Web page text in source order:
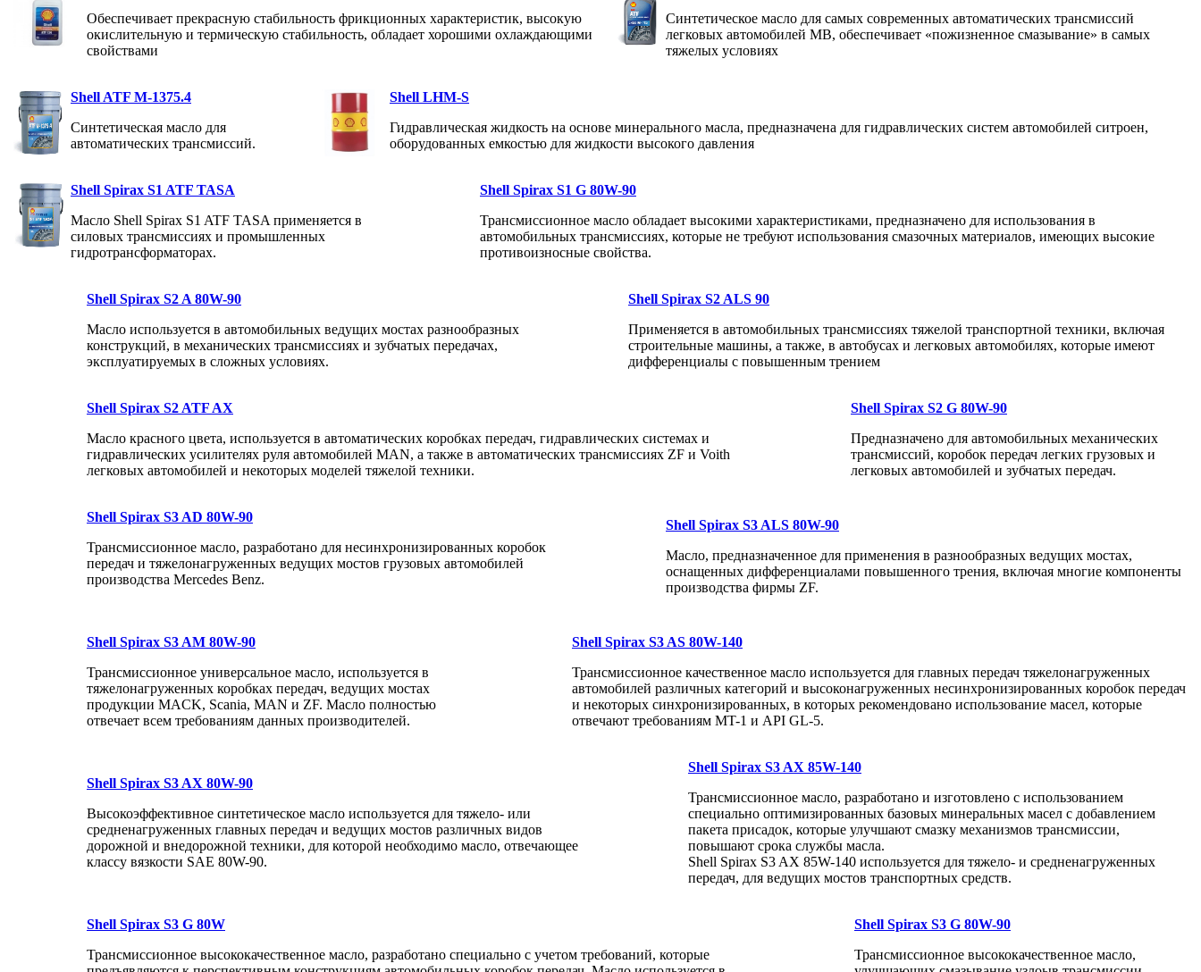
Обеспечивает прекрасную стабильность фрикционных характеристик, высокую
окислительную и термическую стабильность, обладает хорошими охлаждающими
свойствами
Синтетическое масло для самых современных автоматических трансмиссий
легковых автомобилей MB, обеспечивает «пожизненное смазывание» в самых
тяжелых условиях
Shell ATF M-1375.4
Синтетическая масло для
автоматических трансмиссий.
Shell LHM-S
Гидравлическая жидкость на основе минерального масла, предназначена для гидравлических систем автомобилей ситроен,
оборудованных емкостью для жидкости высокого давления
Shell Spirax S1 ATF TASA
Масло Shell Spirax S1 ATF TASA применяется в
силовых трансмиссиях и промышленных
гидротрансформаторах.
Shell Spirax S1 G 80W-90
Трансмиссионное масло обладает высокими характеристиками, предназначено для использования в
автомобильных трансмиссиях, которые не требуют использования смазочных материалов, имеющих высокие
противоизносные свойства.
Shell Spirax S2 A 80W-90
Масло используется в автомобильных ведущих мостах разнообразных
конструкций, в механических трансмиссиях и зубчатых передачах,
эксплуатируемых в сложных условиях.
Shell Spirax S2 ALS 90
Применяется в автомобильных трансмиссиях тяжелой транспортной техники, включая
строительные машины, а также, в автобусах и легковых автомобилях, которые имеют
дифференциалы с повышенным трением
Shell Spirax S2 ATF AX
Масло красного цвета, используется в автоматических коробках передач, гидравлических системах и
гидравлических усилителях руля автомобилей MAN, а также в автоматических трансмиссиях ZF и Voith
легковых автомобилей и некоторых моделей тяжелой техники.
Shell Spirax S2 G 80W-90
Предназначено для автомобильных механических
трансмиссий, коробок передач легких грузовых и
легковых автомобилей и зубчатых передач.
Shell Spirax S3 AD 80W-90
Трансмиссионное масло, разработано для несинхронизированных коробок
передач и тяжелонагруженных ведущих мостов грузовых автомобилей
производства Mercedes Benz.
Shell Spirax S3 ALS 80W-90
Масло, предназначенное для применения в разнообразных ведущих мостах,
оснащенных дифференциалами повышенного трения, включая многие компоненты
производства фирмы ZF.
Shell Spirax S3 AM 80W-90
Трансмиссионное универсальное масло, используется в
тяжелонагруженных коробках передач, ведущих мостах
продукции MACK, Scania, MAN и ZF. Масло полностью
отвечает всем требованиям данных производителей.
Shell Spirax S3 AS 80W-140
Трансмиссионное качественное масло используется для главных передач тяжелонагруженных
автомобилей различных категорий и высоконагруженных несинхронизированных коробок передач
и некоторых синхронизированных, в которых рекомендовано использование масел, которые
отвечают требованиям MT-1 и API GL-5.
Shell Spirax S3 AX 80W-90
Высокоэффективное синтетическое масло используется для тяжело- или
средненагруженных главных передач и ведущих мостов различных видов
дорожной и внедорожной техники, для которой необходимо масло, отвечающее
классу вязкости SAE 80W-90.
Shell Spirax S3 AX 85W-140
Трансмиссионное масло, разработано и изготовлено с использованием
специально оптимизированных базовых минеральных масел с добавлением
пакета присадок, которые улучшают смазку механизмов трансмиссии,
повышают срока службы масла.
Shell Spirax S3 AX 85W-140 используется для тяжело- и средненагруженных
передач, для ведущих мостов транспортных средств.
Shell Spirax S3 G 80W
Трансмиссионное высококачественное масло, разработано специально с учетом требований, которые
Shell Spirax S3 G 80W-90
Трансмиссионное высококачественное масло,